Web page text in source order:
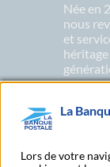
Née en
nous
et
héritage
En
La
Lors de votre